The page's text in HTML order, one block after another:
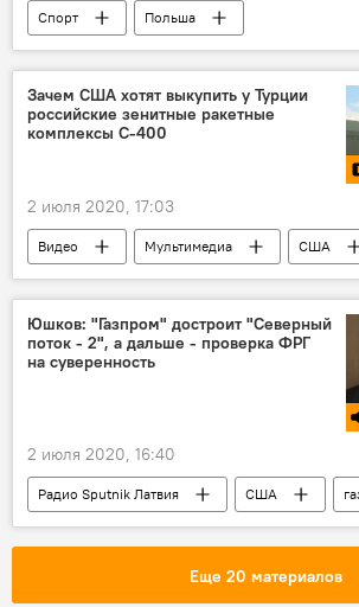
Спорт Польша
Зачем США хотят выкупить у Турции
российские зенитные ракетные
комплексы С-400
2 июля 2020, 17:03
Видео Мультимедиа
США
Турция
Юшков: "Газпром" достроит "Северный
поток - 2", а дальше - проверка ФРГ
на суверенность
2 июля 2020, 16:40
Радио Sputnik Латвия США
"Северный поток - 2" - труба раздора
Еще 20 материалов